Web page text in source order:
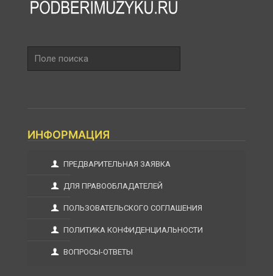
поиска
ИНФОРМАЦИЯ
ПРЕДВАРИТЕЛЬНАЯ ЗАЯВКА
ДЛЯ ПРАВООБЛАДАТЕЛЕЙ
ПОЛЬЗОВАТЕЛЬСКОГО СОГЛАШЕНИЯ
ПОЛИТИКА КОНФИДЕНЦИАЛЬНОСТИ
ВОПРОСЫ-ОТВЕТЫ